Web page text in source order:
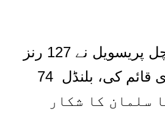
ٹام بلنڈل اور مچل پریسویل نے 127 رنز
کی شراکت داری قائم کی، بلنڈل 74
سلمان کا شکار